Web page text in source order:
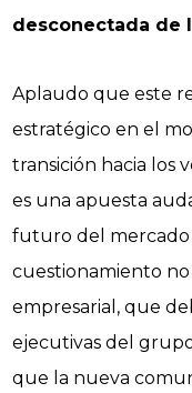
desconectada de
Aplaudo que este
estratégico en el
transición hacia los
es una apuesta
futuro del mercado
cuestionamiento no
empresarial, que
ejecutivas del
que la nueva